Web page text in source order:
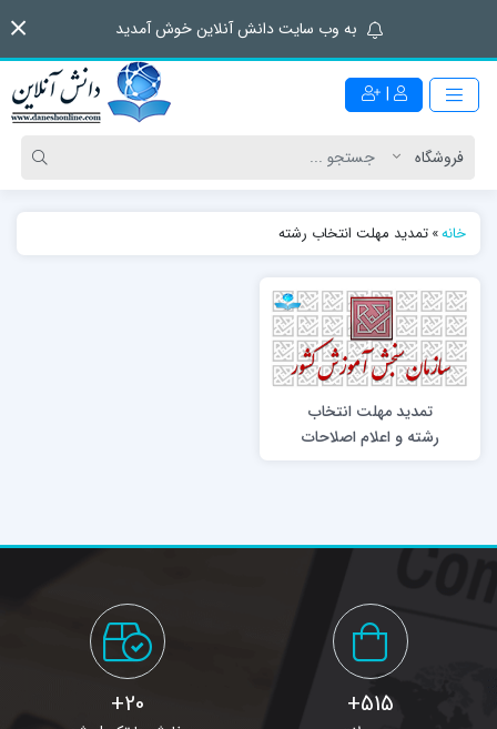
به وب سایت دانش آنلاین خوش آمدید
|
خانه»تمديد مهلت انتخاب رشته
تمديد مهلت انتخاب
رشته و اعلام اصلاحات
سري دوم در دفترچه
ناپيوسته سال 1396
515+
20+